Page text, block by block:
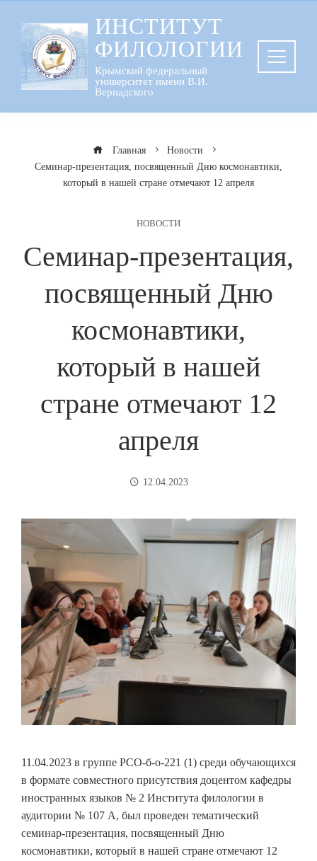
содержанию
ИНСТИТУТ
ФИЛОЛОГИИ
Крымский федеральный
университет имени В.И.
Вернадского
Главная
Новости
Семинар-презентация, посвященный Дню космонавтики,
который в нашей стране отмечают 12 апреля
НОВОСТИ
Семинар-презентация,
посвященный Дню
космонавтики,
который в нашей
стране отмечают 12
апреля
12.04.2023
11.04.2023 в группе РСО-б-о-221 (1) среди обучающихся
в формате совместного присутствия доцентом кафедры
иностранных языков № 2 Института филологии в
аудитории № 107 А, был проведен тематический
семинар-презентация, посвященный Дню
космонавтики, который в нашей стране отмечают 12